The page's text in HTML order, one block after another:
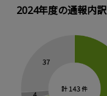
2024年度の通報内訳